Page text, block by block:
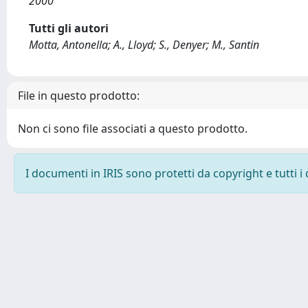
Tutti gli autori
Motta, Antonella; A., Lloyd; S., Denyer; M., Santin
File in questo prodotto:
Non ci sono file associati a questo prodotto.
I documenti in IRIS sono protetti da copyright e tutti